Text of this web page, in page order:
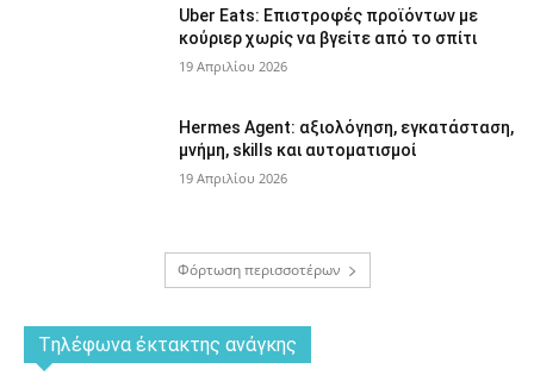
Uber Eats: Επιστροφές προϊόντων με
κούριερ χωρίς να βγείτε από το σπίτι
19 Απριλίου 2026
Hermes Agent: αξιολόγηση, εγκατάσταση,
μνήμη, skills και αυτοματισμοί
19 Απριλίου 2026
Φόρτωση περισσοτέρων
Tηλέφωνα έκτακτης ανάγκης